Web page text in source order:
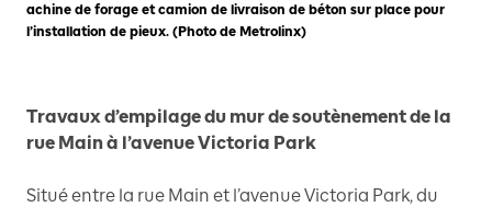
achine de forage et camion de livraison de béton sur place pour
l’installation de pieux. (Photo de Metrolinx)
Travaux d’empilage du mur de soutènement de la
rue Main à l’avenue Victoria Park
Situé entre la rue Main et l’avenue Victoria Park, du